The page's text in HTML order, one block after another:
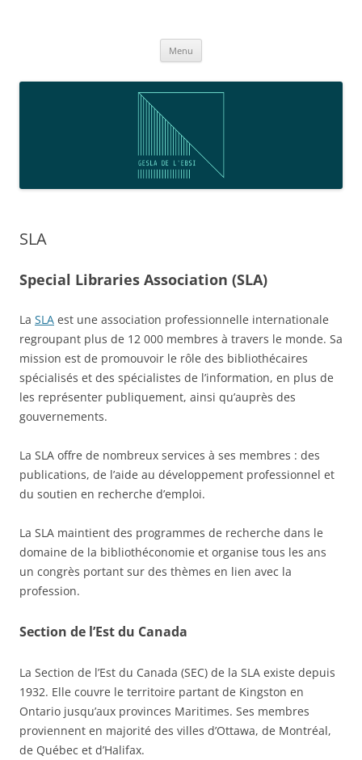
Menu
SLA
Special Libraries Association (SLA)
La SLA est une association professionnelle internationale
regroupant plus de 12 000 membres à travers le monde. Sa
mission est de promouvoir le rôle des bibliothécaires
spécialisés et des spécialistes de l’information, en plus de
les représenter publiquement, ainsi qu’auprès des
gouvernements.
La SLA offre de nombreux services à ses membres : des
publications, de l’aide au développement professionnel et
du soutien en recherche d’emploi.
La SLA maintient des programmes de recherche dans le
domaine de la bibliothéconomie et organise tous les ans
un congrès portant sur des thèmes en lien avec la
profession.
Section de l’Est du Canada
La Section de l’Est du Canada (SEC) de la SLA existe depuis
1932. Elle couvre le territoire partant de Kingston en
Ontario jusqu’aux provinces Maritimes. Ses membres
proviennent en majorité des villes d’Ottawa, de Montréal,
de Québec et d’Halifax.